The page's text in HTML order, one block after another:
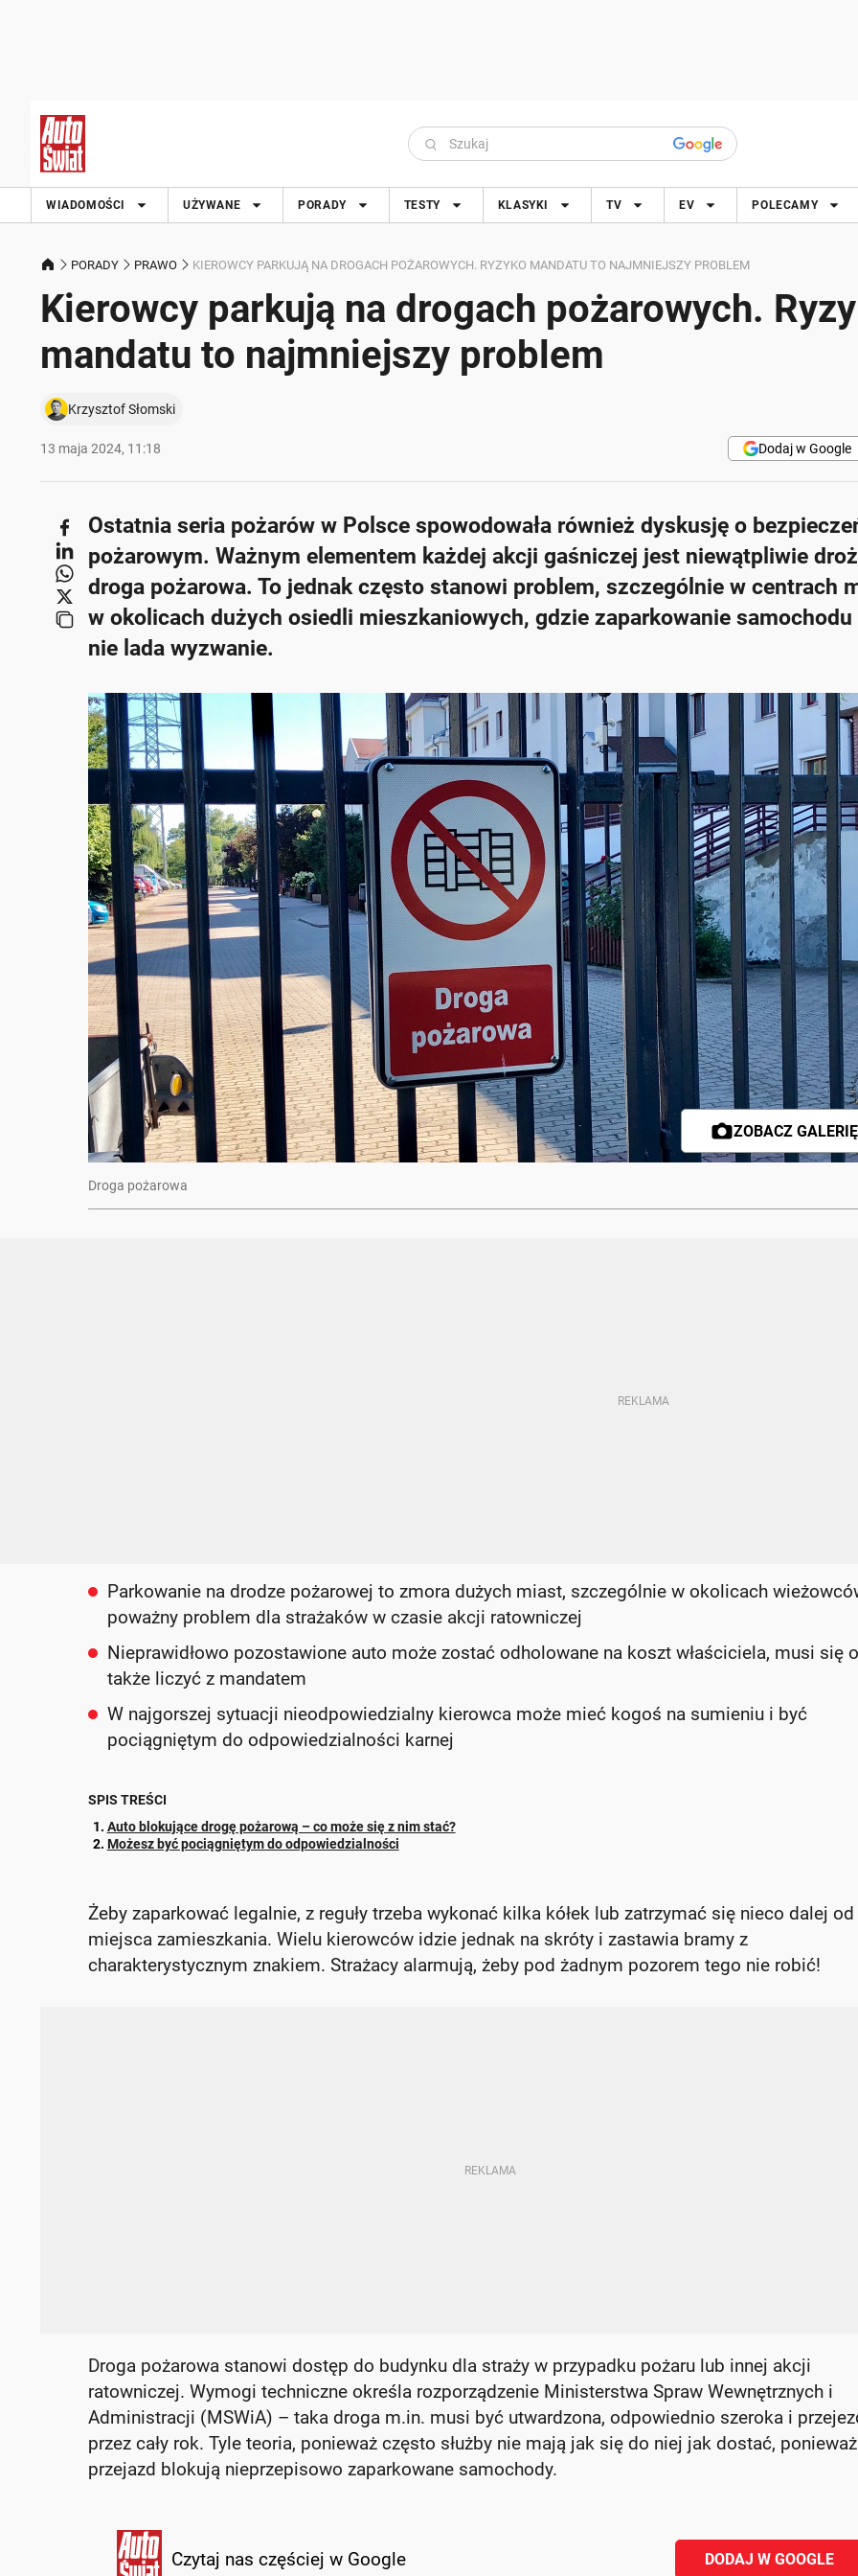
WIADOMOŚCI UŻYWANE PORADY TESTY KLASYKI TV EV POLECAMY
PORADY PRAWO KIEROWCY PARKUJĄ NA DROGACH POŻAROWYCH. RYZYKO MANDATU TO NAJMNIEJSZY PROBLEM
Kierowcy parkują na drogach pożarowych.
mandatu to najmniejszy problem
Krzysztof Słomski
13 maja 2024, 11:18 Dodaj w Google
Ostatnia seria pożarów w Polsce spowodowała również dyskusję o
pożarowym. Ważnym elementem każdej akcji gaśniczej jest niewątpliwie
droga pożarowa. To jednak często stanowi problem, szczególnie w centrach
w okolicach dużych osiedli mieszkaniowych, gdzie zaparkowanie
nie lada wyzwanie.
ZOBACZ
Droga pożarowa
Parkowanie na drodze pożarowej to zmora dużych miast, szczególnie w okolicach
poważny problem dla strażaków w czasie akcji ratowniczej
Nieprawidłowo pozostawione auto może zostać odholowane na koszt właściciela, musi się
także liczyć z mandatem
W najgorszej sytuacji nieodpowiedzialny kierowca może mieć kogoś na sumieniu i być
pociągniętym do odpowiedzialności karnej
SPIS TREŚCI
Auto blokujące drogę pożarową – co może się z nim stać?
Możesz być pociągniętym do odpowiedzialności
Żeby zaparkować legalnie, z reguły trzeba wykonać kilka kółek lub zatrzymać się nieco dalej od
miejsca zamieszkania. Wielu kierowców idzie jednak na skróty i zastawia bramy z
charakterystycznym znakiem. Strażacy alarmują, żeby pod żadnym pozorem tego nie robić!
Droga pożarowa stanowi dostęp do budynku dla straży w przypadku pożaru lub innej akcji
ratowniczej. Wymogi techniczne określa rozporządzenie Ministerstwa Spraw Wewnętrznych i
Administracji (MSWiA) – taka droga m.in. musi być utwardzona, odpowiednio szeroka i
przez cały rok. Tyle teoria, ponieważ często służby nie mają jak się do niej jak dostać, ponieważ
przejazd blokują nieprzepisowo zaparkowane samochody.
Czytaj nas częściej w Google DODAJ W GOOGLE